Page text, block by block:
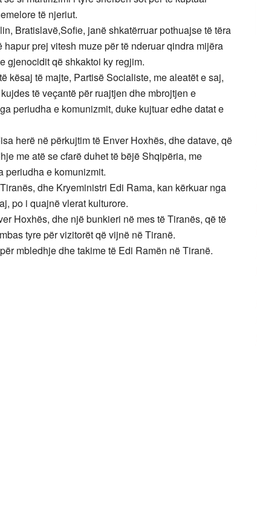
të njeriut.
Bratislavë,Sofie, janë shkatërruar pothuajse të tëra
prej vitesh muze për të nderuar qindra mijëra
gjenocidit që shkaktoi ky regjim.
kësaj të majte, Partisë Socialiste, me aleatët e saj,
të veçantë për ruajtjen dhe mbrojtjen e
periudha e komunizmit, duke kujtuar edhe datat e
herë në përkujtim të Enver Hoxhës, dhe datave, që
me atë se cfarë duhet të bëjë Shqipëria, me
periudha e komunizmit.
dhe Kryeministri Edi Rama, kan kërkuar nga
po i quajnë vlerat kulturore.
Hoxhës, dhe një bunkieri në mes të Tiranës, që të
tyre për vizitorët që vijnë në Tiranë.
mbledhje dhe takime të Edi Ramën në Tiranë.